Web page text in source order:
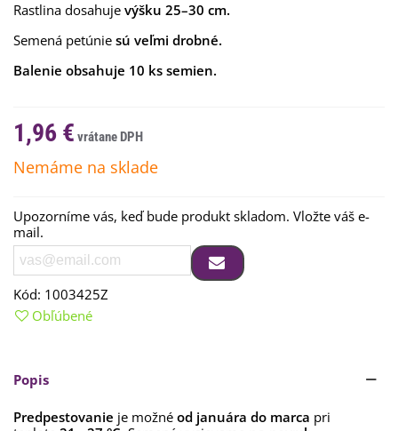
Rastlina dosahuje výšku 25–30 cm.
Semená petúnie sú veľmi drobné.
Balenie obsahuje 10 ks semien.
1,96 €
Nemáme na sklade
Upozorníme vás, keď bude produkt skladom. Vložte váš e-
mail.
Kód: 1003425Z
Obľúbené
Popis
Predpestovanie je možné od januára do marca pri